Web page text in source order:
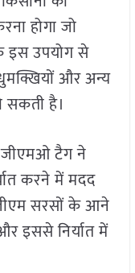
होगा जो
इस उपयोग से
और अन्य
सकती है।
जीएमओ टैग ने
करने में मदद
सरसों के आने
इससे निर्यात में